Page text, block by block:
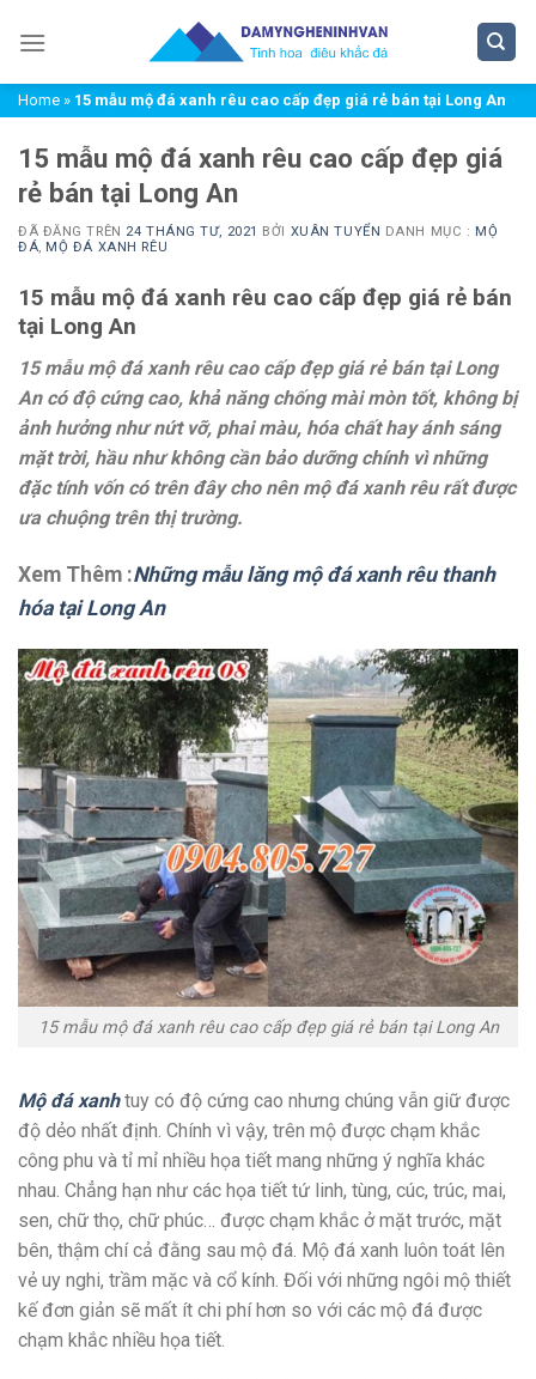
đến
dungHome » 15 mẫu mộ đá xanh rêu cao cấp đẹp giá rẻ bán tại Long An
15 mẫu mộ đá xanh rêu cao cấp đẹp giá
rẻ bán tại Long An
ĐÃ ĐĂNG TRÊN 24 THÁNG TƯ, 2021 BỞI XUÂN TUYỂN DANH MỤC : MỘ
ĐÁ, MỘ ĐÁ XANH RÊU
15 mẫu mộ đá xanh rêu cao cấp đẹp giá rẻ bán
tại Long An
15 mẫu mộ đá xanh rêu cao cấp đẹp giá rẻ bán tại Long
An có độ cứng cao, khả năng chống mài mòn tốt, không bị
ảnh hưởng như nứt vỡ, phai màu, hóa chất hay ánh sáng
mặt trời, hầu như không cần bảo dưỡng chính vì những
đặc tính vốn có trên đây cho nên mộ đá xanh rêu rất được
ưa chuộng trên thị trường.
Xem Thêm :Những mẫu lăng mộ đá xanh rêu thanh
hóa tại Long An
15 mẫu mộ đá xanh rêu cao cấp đẹp giá rẻ bán tại Long An
Mộ đá xanhtuy có độ cứng cao nhưng chúng vẫn giữ được
độ dẻo nhất định. Chính vì vậy, trên mộ được chạm khắc
công phu và tỉ mỉ nhiều họa tiết mang những ý nghĩa khác
nhau. Chẳng hạn như các họa tiết tứ linh, tùng, cúc, trúc, mai,
sen, chữ thọ, chữ phúc… được chạm khắc ở mặt trước, mặt
bên, thậm chí cả đằng sau mộ đá. Mộ đá xanh luôn toát lên
vẻ uy nghi, trầm mặc và cổ kính. Đối với những ngôi mộ thiết
kế đơn giản sẽ mất ít chi phí hơn so với các mộ đá được
chạm khắc nhiều họa tiết.